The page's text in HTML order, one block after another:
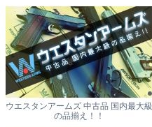
ウエスタンアームズ 中古品 国内最大級
の品揃え！！